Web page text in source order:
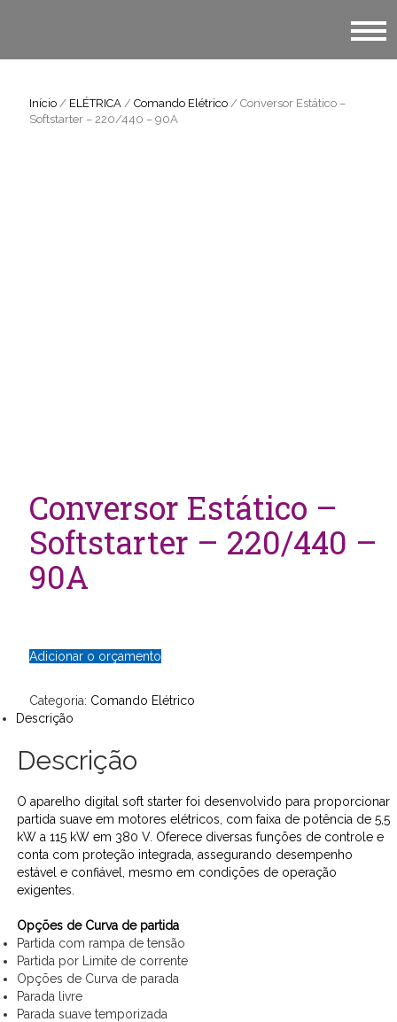
Início/ ELÉTRICA/ Comando Elétrico/ Conversor Estático –
Softstarter – 220/440 – 90A
Conversor Estático –
Softstarter – 220/440 –
90A
Adicionar o orçamento
Categoria: Comando Elétrico
Descrição
Descrição
O aparelho digital soft starter foi desenvolvido para proporcionar
partida suave em motores elétricos, com faixa de potência de 5,5
kW a 115 kW em 380 V. Oferece diversas funções de controle e
conta com proteção integrada, assegurando desempenho
estável e confiável, mesmo em condições de operação
exigentes.
Opções de Curva de partida
Partida com rampa de tensão
Partida por Limite de corrente
Opções de Curva de parada
Parada livre
Parada suave temporizada